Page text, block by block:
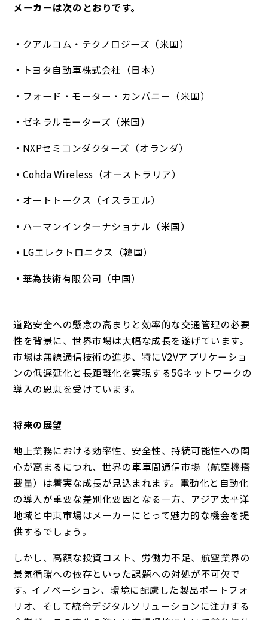
メーカーは次のとおりです。
クアルコム・テクノロジーズ（米国）
トヨタ自動車株式会社（日本）
フォード・モーター・カンパニー（米国）
ゼネラルモーターズ（米国）
NXPセミコンダクターズ（オランダ）
Cohda Wireless（オーストラリア）
オートトークス（イスラエル）
ハーマンインターナショナル（米国）
LGエレクトロニクス（韓国）
華為技術有限公司（中国）
道路安全への懸念の高まりと効率的な交通管理の必要
性を背景に、世界市場は大幅な成長を遂げています。
市場は無線通信技術の進歩、特にV2Vアプリケーショ
ンの低遅延化と長距離化を実現する5Gネットワークの
導入の恩恵を受けています。
将来の展望
地上業務における効率性、安全性、持続可能性への関
心が高まるにつれ、世界の車車間通信市場（航空機搭
載量）は着実な成長が見込まれます。電動化と自動化
の導入が重要な差別化要因となる一方、アジア太平洋
地域と中東市場はメーカーにとって魅力的な機会を提
供するでしょう。
しかし、高額な投資コスト、労働力不足、航空業界の
景気循環への依存といった課題への対処が不可欠で
す。イノベーション、環境に配慮した製品ポートフォ
リオ、そして統合デジタルソリューションに注力する